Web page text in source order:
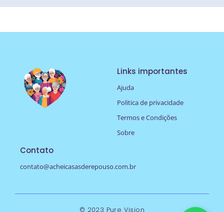
Links importantes
Ajuda
Politica de privacidade
Termos e Condições
Sobre
Contato
contato@acheicasasderepouso.com.br
© 2023 Pure Vision